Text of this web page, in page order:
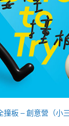
撞板 – 創意營（小